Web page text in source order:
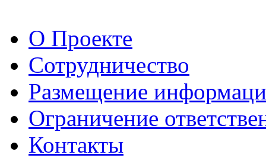
О Проекте
Сотрудничество
Размещение
Ограничение
Контакты